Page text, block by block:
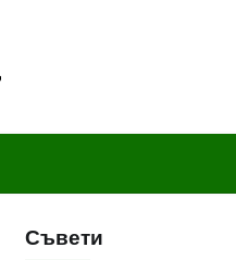
Съвети